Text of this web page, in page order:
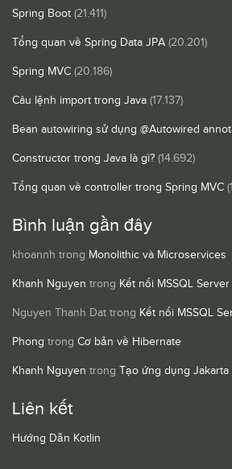
Spring Boot (21.411)
Tổng quan về Spring Data JPA (20.201)
Spring MVC (20.186)
Câu lệnh import trong Java (17.137)
Bean autowiring sử dụng @Autowired
Constructor trong Java là gì? (14.692)
Tổng quan về controller trong Spring MVC
Bình luận gần đây
khoannh trong Monolithic và Microservices
Khanh Nguyen trong Kết nối MSSQL
Nguyen Thanh Dat trong Kết nối MSSQL
Phong trong Cơ bản về Hibernate
Khanh Nguyen trong Tạo ứng dụng Jakarta
Liên kết
Hướng Dẫn Kotlin